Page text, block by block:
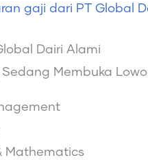
gaji dari PT Global
Dairi Alami
Membuka
Mathematics